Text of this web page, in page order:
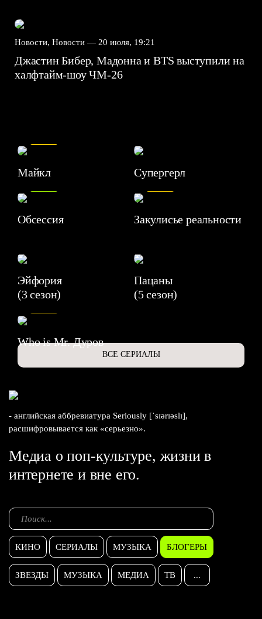
Новости, Новости — 20 июля, 19:21
Джастин Бибер, Мадонна и BTS выступили на
халфтайм-шоу ЧМ-26
Майкл Супергерл
8.2
Обсессия
7.1
Закулисье реальности
Эйфория
(3 сезон)
Пацаны
(5 сезон)
Who is Mr. Дуров
ВСЕ СЕРИАЛЫ
- английская аббревиатура Seriously [ˈsɪərɪəslɪ],
расшифровывается как «серьезно».
Медиа о поп-культуре, жизни в
интернете и вне его.
КИНО СЕРИАЛЫ МУЗЫКА БЛОГЕРЫ
ЗВЕЗДЫ МУЗЫКА МЕДИА ТВ ...